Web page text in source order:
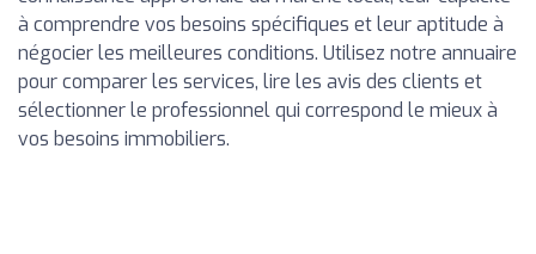
à comprendre vos besoins spécifiques et leur aptitude à
négocier les meilleures conditions. Utilisez notre annuaire
pour comparer les services, lire les avis des clients et
sélectionner le professionnel qui correspond le mieux à
vos besoins immobiliers.